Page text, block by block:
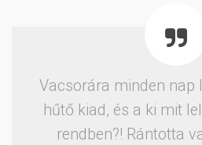
Vacsorára minden nap
hűtő kiad, és a ki mit
rendben?! Rántotta